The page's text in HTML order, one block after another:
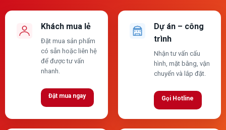
Khách mua lẻ
Đặt mua sản phẩm
có sẵn hoặc liên hệ
để được tư vấn
nhanh.
Đặt mua ngay
Dự án – công
trình
Nhận tư vấn cấu
hình, mặt bằng, vận
chuyển và lắp đặt.
Gọi Hotline